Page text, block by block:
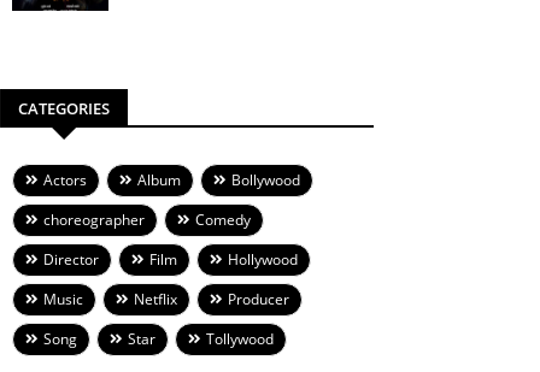
CATEGORIES
Actors Album
Bollywood
choreographer
Comedy
Director
Film
Hollywood
Music
Netflix
Producer
Song
Star Tollywood